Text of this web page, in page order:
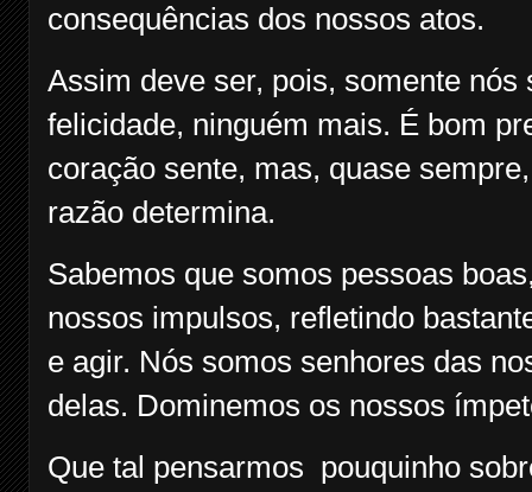
consequências dos nossos atos.
Assim deve ser, pois, somente
felicidade, ninguém mais. É bom
coração sente, mas, quase
razão determina.
Sabemos que somos pessoas
nossos impulsos, refletindo
e agir. Nós somos senhores das
delas. Dominemos os nossos
Que tal pensarmos pouquinho